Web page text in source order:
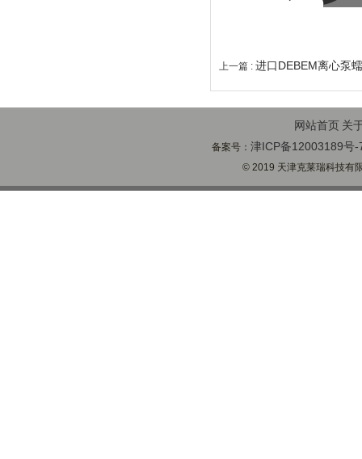
上一篇 : 进口DEBEM离心泵
网站首页 关
备案号：津ICP备12003189号-
© 2019 天津克莱瑞科技有